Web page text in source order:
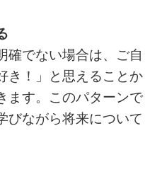
確でない場合は、ご自
き！」と思えることか
ます。このパターンで
びながら将来について